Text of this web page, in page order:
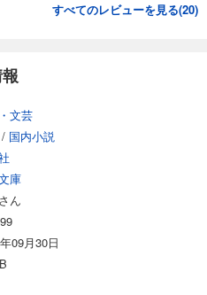
すべてのレビューを見る(20)
文芸
/ 国内小説
庫
ん
09月30日